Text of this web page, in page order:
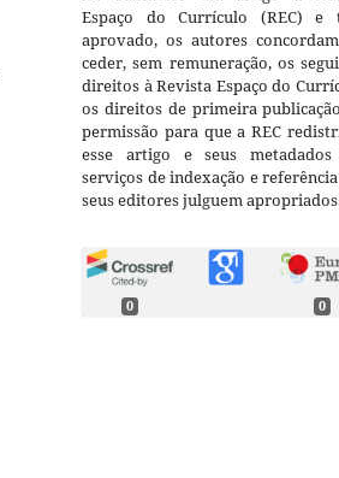
Espaço do Currículo (REC) e
aprovado, os autores
ceder, sem remuneração, os
direitos à Revista Espaço do
os direitos de primeira
permissão para que a REC
esse artigo e seus metadados
serviços de indexação e
seus editores julguem
0 0